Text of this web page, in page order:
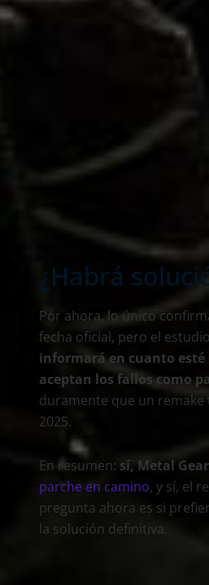
¿Habrá
Por ahora, lo único
fecha oficial, pero el
informará en cuanto esté
aceptan los fallos como
duramente que un
2025.
En resumen: sí, Metal
parche en camino, y sí, el
pregunta ahora es si
la solución definitiva.